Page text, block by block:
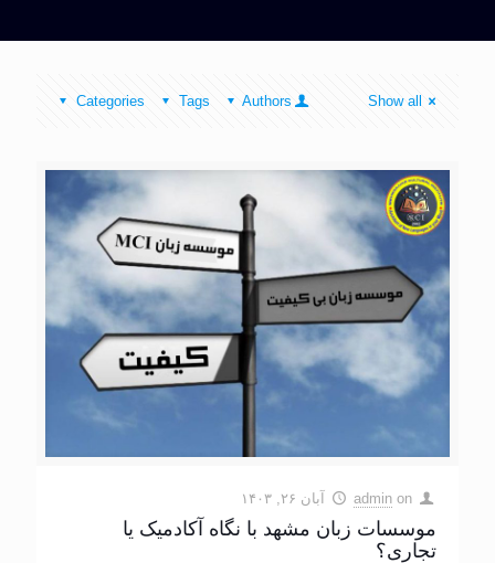
Categories Tags Authors Show all
admin on آبان ۲۶, ۱۴۰۳
موسسات زبان مشهد با نگاه آکادمیک یا
تجاری؟